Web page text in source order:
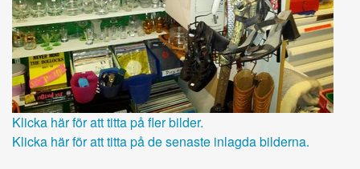
Klicka här för att titta på fler bilder.
Klicka här för att titta på de senaste inlagda bilderna.